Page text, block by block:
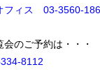
フィス 03-3560-
のご予約は・・・
8112